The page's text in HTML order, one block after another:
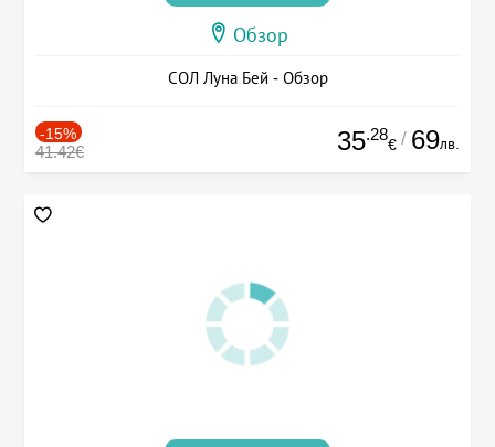
Обзор
СОЛ Луна Бей - Обзор
-15%
41.42€ 35.28
€ / 69лв.